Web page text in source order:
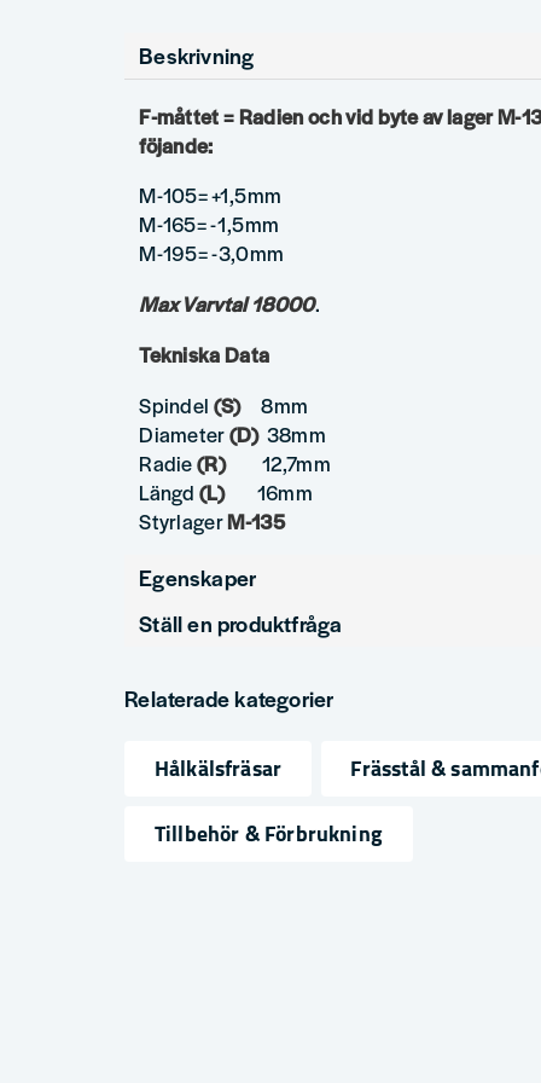
Beskrivning
F-måttet = Radien och vid byte av lager M-
föjande:
M-105= +1,5mm
M-165= -1,5mm
M-195= -3,0mm
Max Varvtal 18000.
Tekniska Data
Spindel (S)
8mm
Diameter(D)38mm
Radie(R)12,7mm
Längd(L)
16mm
StyrlagerM-135
Egenskaper
Produkttyp
Ställ en produktfråga
Fråga oss något om denna produkten...
Relaterade kategorier
Hålkälsfräsar
Frässtål &
Tillbehör & Förbrukning